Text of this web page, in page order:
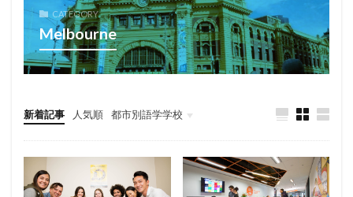
CATEGORY
Melbourne
新着記事 人気順 都市別語学学校
Melbourne
Uncategorised